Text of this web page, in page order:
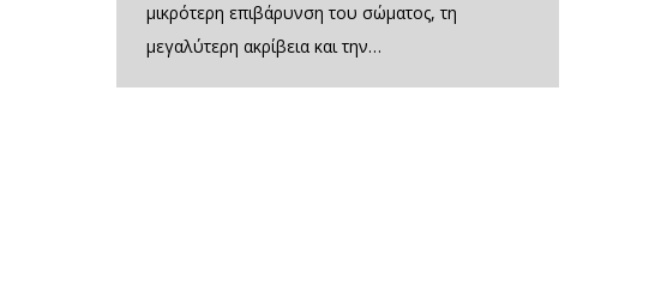
μικρότερη επιβάρυνση του σώματος, τη
μεγαλύτερη ακρίβεια και την…